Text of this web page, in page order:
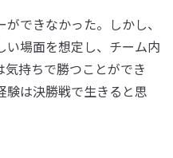
できなかった。しかし、
い場面を想定し、チーム内
持ちで勝つことができ
験は決勝戦で生きると思